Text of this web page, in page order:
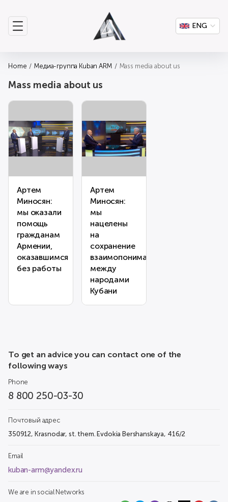
ENG
Home Медиа-группа Kuban ARM Mass media about us
Mass media about us
Артем
Миносян:
мы оказали
помощь
гражданам
Армении,
оказавшимся
без работы
Артем
Миносян:
мы
нацелены
на
сохранение
взаимопонимания
между
народами
Кубани
To get an advice you can contact one of the
following ways
Phone
8 800 250-03-30
Почтовый адрес
350912, Krasnodar, st. them. Evdokia Bershanskaya, 416/2
Email
kuban-arm@yandex.ru
We are in social Networks